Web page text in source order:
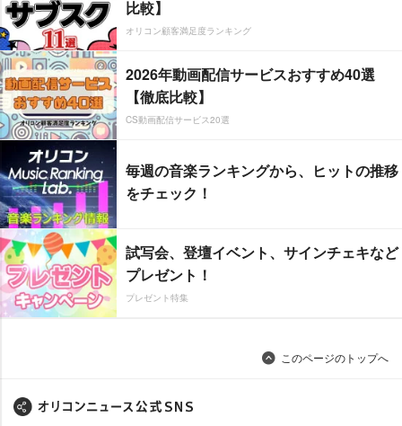
比較】
オリコン顧客満足度ランキング
2026年動画配信サービスおすすめ40選
【徹底比較】
CS動画配信サービス20選
毎週の音楽ランキングから、ヒットの推移
をチェック！
試写会、登壇イベント、サインチェキなど
プレゼント！
プレゼント特集
このページのトップへ